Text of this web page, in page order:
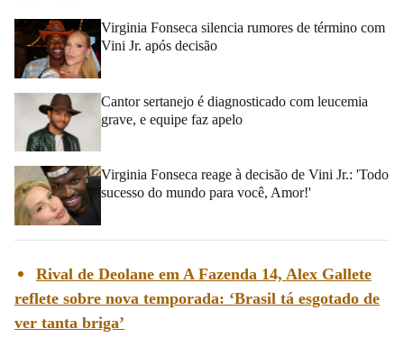
Virginia Fonseca silencia rumores de término com
Vini Jr. após decisão
Cantor sertanejo é diagnosticado com leucemia
grave, e equipe faz apelo
Virginia Fonseca reage à decisão de Vini Jr.: 'Todo
sucesso do mundo para você, Amor!'
Rival de Deolane em A Fazenda 14, Alex Gallete
reflete sobre nova temporada: ‘Brasil tá esgotado de
ver tanta briga’